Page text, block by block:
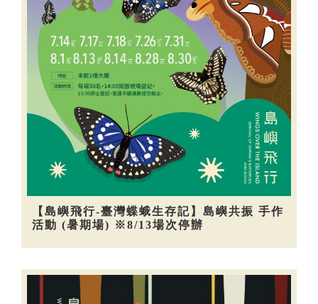
【島嶼飛行-臺灣蝶蛾生存記】島嶼共振 手作
活動 (暑期場) ※8/13場次停辦